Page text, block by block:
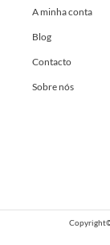
A minha conta
Blog
Contacto
Sobre nós